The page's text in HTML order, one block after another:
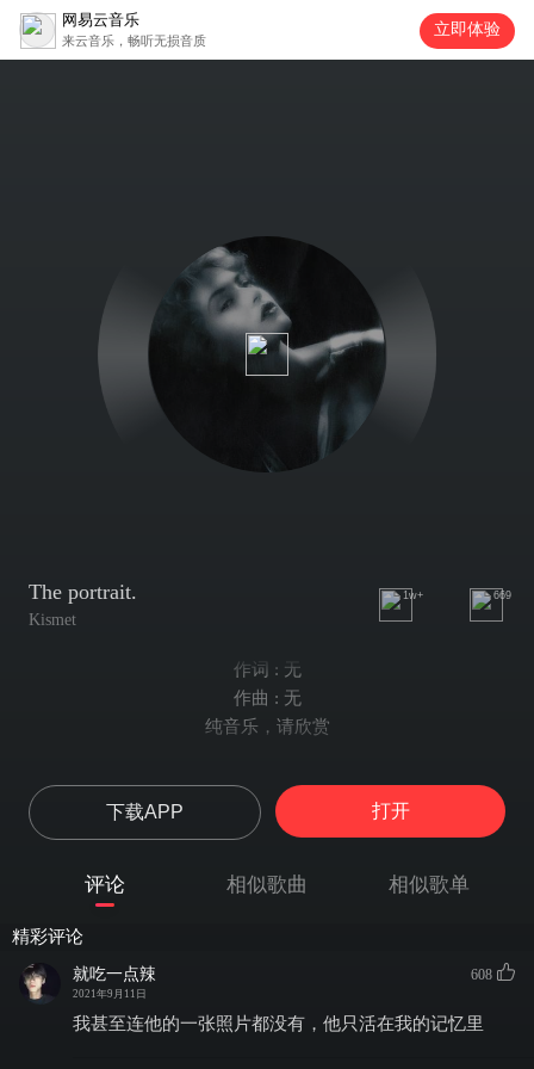
网易云音乐
来云音乐，畅听无损音质
立即体验
The portrait.
Kismet
1w+ 669
作词 : 无
作曲 : 无
纯音乐，请欣赏
下载APP 打开
评论 相似歌曲 相似歌单
精彩评论
就吃一点辣
2021年9月11日
608
我甚至连他的一张照片都没有，他只活在我的记忆里